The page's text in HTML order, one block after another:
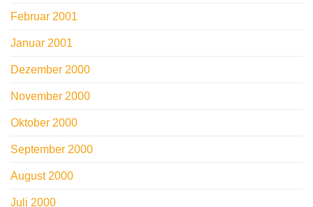
Februar 2001
Januar 2001
Dezember 2000
November 2000
Oktober 2000
September 2000
August 2000
Juli 2000